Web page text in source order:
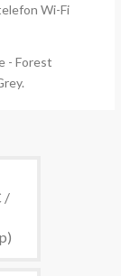
Wi-Fi
- Forest
/